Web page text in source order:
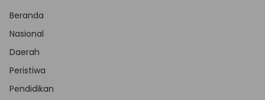
Beranda
Nasional
Daerah
Peristiwa
Pendidikan